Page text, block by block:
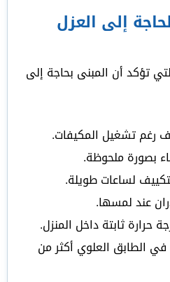
إلى العزل
تؤكد أن المبنى بحاجة إلى
رغم تشغيل المكيفات.
بصورة ملحوظة.
لساعات طويلة.
عند لمسها.
حرارة ثابتة داخل المنزل.
في الطابق العلوي أكثر من